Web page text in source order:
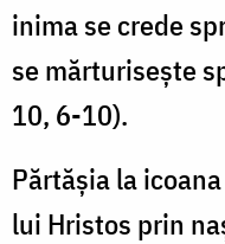
inima se crede
se mărtu­risește
10, 6-10).
Părtășia la
lui Hristos prin